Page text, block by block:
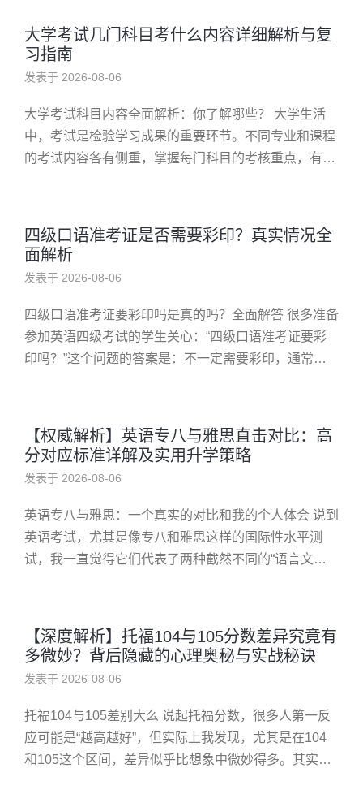
大学考试几门科目考什么内容详细解析与复
习指南
发表于 2026-08-06
大学考试科目内容全面解析：你了解哪些？ 大学生活
中，考试是检验学习成果的重要环节。不同专业和课程
的考试内容各有侧重，掌握每门科目的考核重点，有助
四级口语准考证是否需要彩印？真实情况全
面解析
发表于 2026-08-06
四级口语准考证要彩印吗是真的吗？全面解答 很多准备
参加英语四级考试的学生关心：“四级口语准考证要彩
印吗？”这个问题的答案是：不一定需要彩印，通常只
【权威解析】英语专八与雅思直击对比：高
分对应标准详解及实用升学策略
发表于 2026-08-06
英语专八与雅思：一个真实的对比和我的个人体会 说到
英语考试，尤其是像专八和雅思这样的国际性水平测
试，我一直觉得它们代表了两种截然不同的“语言文
【深度解析】托福104与105分数差异究竟有
多微妙？背后隐藏的心理奥秘与实战秘诀
发表于 2026-08-06
托福104与105差别大么 说起托福分数，很多人第一反
应可能是“越高越好”，但实际上我发现，尤其是在104
和105这个区间，差异似乎比想象中微妙得多。其实，